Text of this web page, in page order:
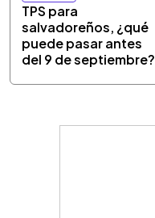
TPS para
salvadoreños, ¿qué
puede pasar antes
del 9 de septiembre?